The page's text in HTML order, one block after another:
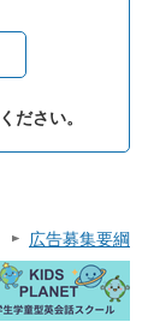
ださい。
広告募集要綱